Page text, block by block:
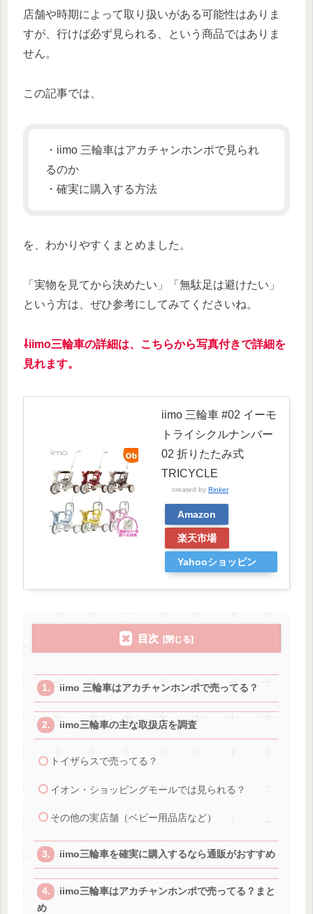
店舗や時期によって取り扱いがある可能性はありま
すが、行けば必ず見られる、という商品ではありま
せん。
この記事では、
・iimo 三輪車はアカチャンホンポで見られ
るのか
・確実に購入する方法
を、わかりやすくまとめました。
「実物を見てから決めたい」「無駄足は避けたい」
という方は、ぜひ参考にしてみてくださいね。
⇩iimo三輪車の詳細は、こちらから写真付きで詳細を
見れます。
iimo 三輪車 #02 イーモ
トライシクルナンバー
02 折りたたみ式
TRICYCLE
created by Rinker
Amazon
楽天市場
Yahooショッピン
目次
iimo 三輪車はアカチャンホンポで売ってる？
iimo三輪車の主な取扱店を調査
トイザらスで売ってる？
イオン・ショッピングモールでは見られる？
その他の実店舗（ベビー用品店など）
iimo三輪車を確実に購入するなら通販がおすすめ
iimo三輪車はアカチャンホンポで売ってる？まと
め